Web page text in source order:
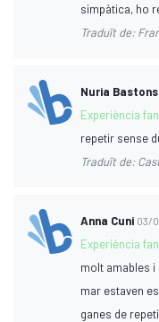
simpàtica, ho
Traduït de:
Nuria
Experiència
repetir sense
Traduït de:
Anna Cuni 03/
Experiència
molt amables i
mar estaven
ganes de